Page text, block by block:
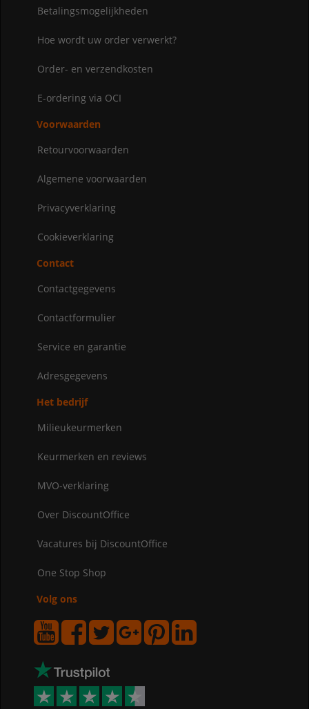
Betalingsmogelijkheden
Hoe wordt uw order verwerkt?
Order- en verzendkosten
E-ordering via OCI
Voorwaarden
Retourvoorwaarden
Algemene voorwaarden
Privacyverklaring
Cookieverklaring
Contact
Contactgegevens
Contactformulier
Service en garantie
Adresgegevens
Het bedrijf
Milieukeurmerken
Keurmerken en reviews
MVO-verklaring
Over DiscountOffice
Vacatures bij DiscountOffice
One Stop Shop
Volg ons